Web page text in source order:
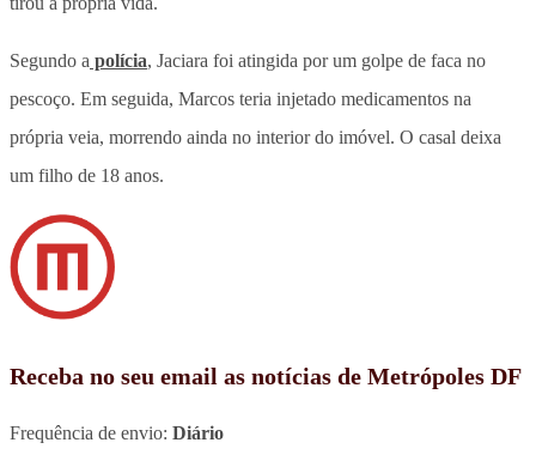
Segundo a polícia, Jaciara foi atingida por um golpe de faca no
pescoço. Em seguida, Marcos teria injetado medicamentos na
própria veia, morrendo ainda no interior do imóvel. O casal deixa
um filho de 18 anos.
Receba no seu email as notícias de Metrópoles DF
Frequência de envio: Diário